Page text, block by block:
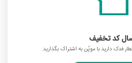
کد تخفیف
فدک دارید با موپُن به اشتراک بگذارید.